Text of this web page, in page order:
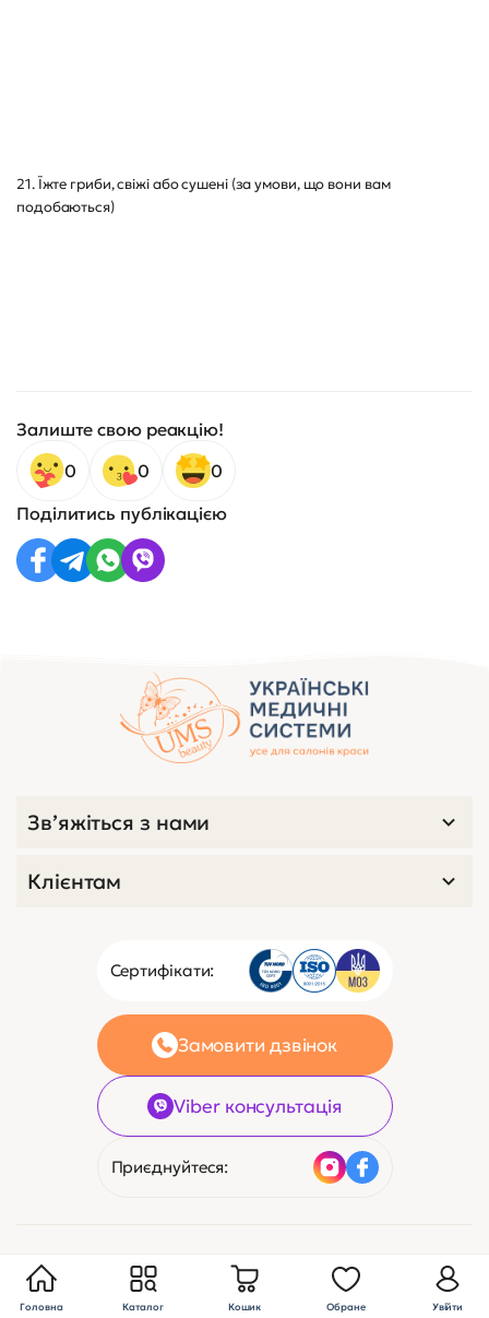
Головна Каталог Увійти
Обране
Кошик
21. Їжте гриби, свіжі або сушені (за умови, що вони вам
подобаються)
Залиште свою реакцію!
0
0
0
Поділитись публікацією
Сертифікати:
Замовити дзвінок
Viber консультація
Приєднуйтеся:
Зв’яжіться з нами
Клієнтам
© 2005-2026 Українські медичні системи
Договір оферти